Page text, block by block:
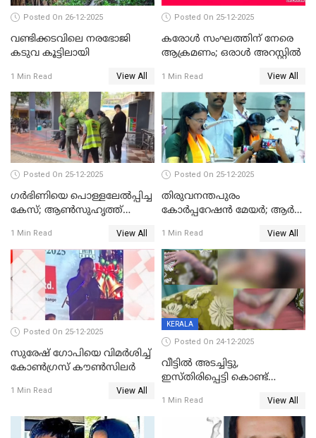
Posted On 26-12-2025
വണ്ടിക്കടവിലെ നരഭോജി
കടുവ കൂട്ടിലായി
1 Min Read View All
Posted On 25-12-2025
കരോള്‍ സംഘത്തിന് നേരെ
ആക്രമണം; ഒരാള്‍ അറസ്റ്റില്‍
1 Min Read View All
Posted On 25-12-2025
ഗര്‍ഭിണിയെ പൊള്ളലേല്‍പ്പിച്ച
കേസ്; ആണ്‍സുഹൃത്ത്
1 Min Read View All
Posted On 25-12-2025
തിരുവനന്തപുരം
കോര്‍പ്പറേഷന്‍ മേയർ; ആര്‍
1 Min Read View All
Posted On 25-12-2025
സുരേഷ് ഗോപിയെ വിമര്‍ശിച്ച്
കോണ്‍ഗ്രസ് കൗണ്‍സിലര്‍
1 Min Read View All
KERALA
Posted On 24-12-2025
വീട്ടിൽ അടച്ചിട്ടു,
ഇസ്തിരിപ്പെട്ടി കൊണ്ട്
ഗർഭിണിയായ യുവതിക്ക് ക്രൂര
1 Min Read View All